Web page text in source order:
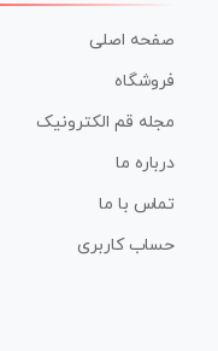
صفحه اصلی
فروشگاه
مجله قم الکترونیک
درباره ما
تماس با ما
حساب کاربری